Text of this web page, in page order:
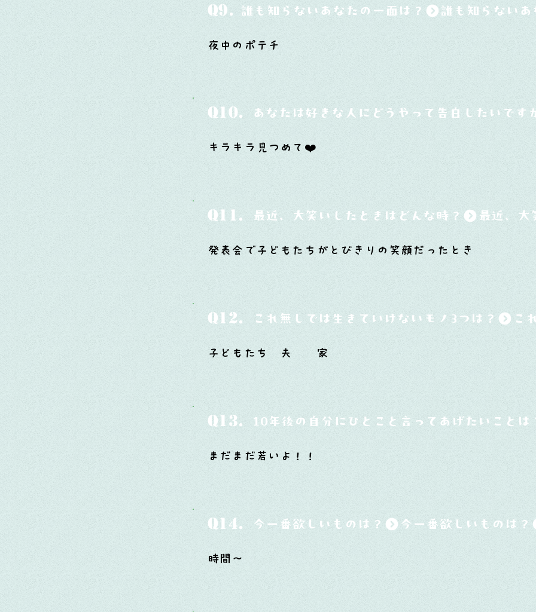
Q9. 誰も知らないあなたの一面は？
夜中のポテチ
Q10. あなたは好きな人にどうやって告白したいです
キラキラ見つめて❤️
Q11. 最近、大笑いしたときはどんな時？
発表会で子どもたちがとびきりの笑顔だったとき
Q12. これ無しでは生きていけないモノ3つは？
子どもたち 夫 家
Q13. 10年後の自分にひとこと言ってあげたいことは
まだまだ若いよ！！
Q14. 今一番欲しいものは？
時間～